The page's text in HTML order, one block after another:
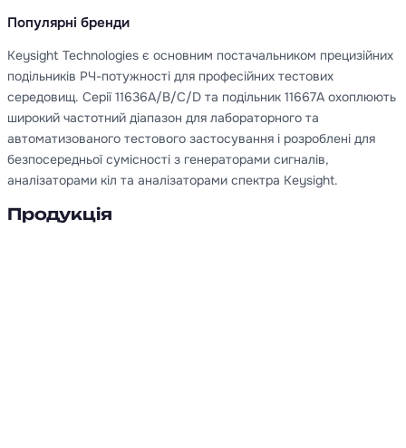
Популярні бренди
Keysight Technologies є основним постачальником прецизійних
подільників РЧ-потужності для професійних тестових
середовищ. Серії 11636A/B/C/D та подільник 11667A охоплюють
широкий частотний діапазон для лабораторного та
автоматизованого тестового застосування і розроблені для
безпосередньої сумісності з генераторами сигналів,
аналізаторами кіл та аналізаторами спектра Keysight.
Продукція